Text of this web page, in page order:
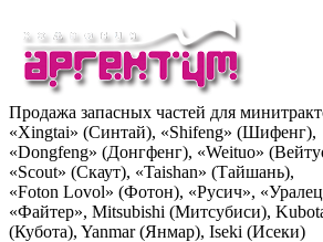
Продажа запасных частей для
«Xingtai» (Синтай), «Shifeng» (Шифенг),
«Dongfeng» (Донгфенг), «Weituo»
«Scout» (Скаут), «Taishan» (Тайшань),
«Foton Lovol» (Фотон), «Русич»,
«Файтер», Mitsubishi (Митсубиси),
(Кубота), Yanmar (Янмар), Iseki (Исеки)